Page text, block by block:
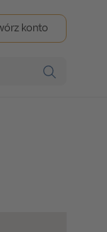
konto